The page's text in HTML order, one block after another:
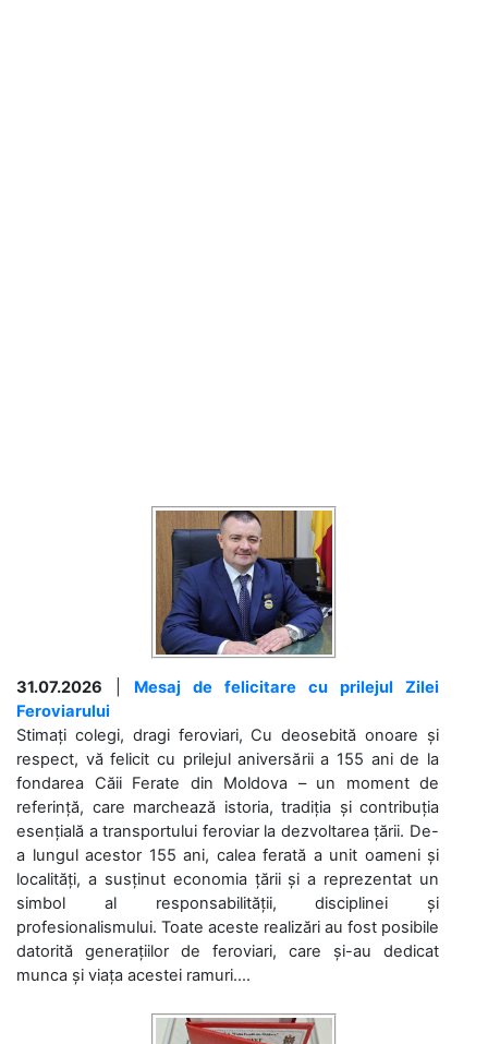
31.07.2026
Mesaj de felicitare cu prilejul Zilei
Feroviarului
Stimați colegi, dragi feroviari, Cu deosebită onoare și
respect, vă felicit cu prilejul aniversării a 155 ani de la
fondarea Căii Ferate din Moldova – un moment de
referință, care marchează istoria, tradiția și contribuția
esențială a transportului feroviar la dezvoltarea țării. De-
a lungul acestor 155 ani, calea ferată a unit oameni și
localități, a susținut economia țării și a reprezentat un
simbol al responsabilității, disciplinei și
profesionalismului. Toate aceste realizări au fost posibile
datorită generațiilor de feroviari, care și-au dedicat
munca și viața acestei ramuri....